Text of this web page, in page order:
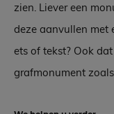
zien. Liever een
deze aanvullen met
ets of tekst? Ook
grafmonument